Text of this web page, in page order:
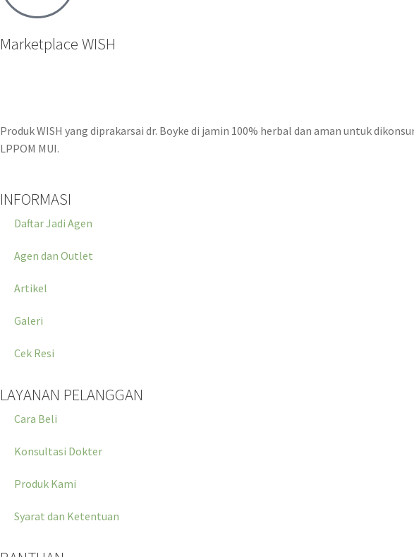
Marketplace WISH
Produk WISH yang diprakarsai dr. Boyke di jamin 100% herbal dan aman untuk
LPPOM MUI.
INFORMASI
Daftar Jadi Agen
Agen dan Outlet
Artikel
Galeri
Cek Resi
LAYANAN PELANGGAN
Cara Beli
Konsultasi Dokter
Produk Kami
Syarat dan Ketentuan